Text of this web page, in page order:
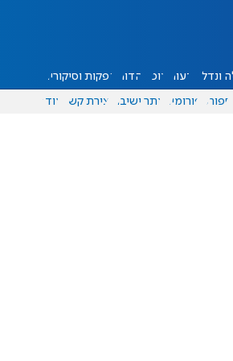
ונדל"ן דעות אוכל יהדות הפקות וסיקורים
ספורט פורומים אתר ישיבה יצירת קשר עוד